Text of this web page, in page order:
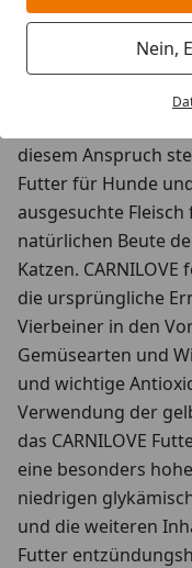
Nein,
CARNILOVE:
diesem Anspruch
Futter für Hunde
ausgesuchte
natürlichen Beute
Katzen.
die ursprüngliche
Vierbeiner in den
Gemüsearten und
und wichtige
Verwendung der
das CARNILOVE
eine besonders
niedrigen
und die weiteren
Futter